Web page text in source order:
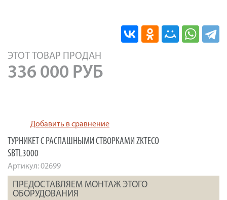
ЭТОТ ТОВАР ПРОДАН
336 000 РУБ
Добавить в сравнение
ТУРНИКЕТ С РАСПАШНЫМИ СТВОРКАМИ ZKTECO
SBTL3000
Артикул:02699
ПРЕДОСТАВЛЯЕМ МОНТАЖ ЭТОГО
ОБОРУДОВАНИЯ